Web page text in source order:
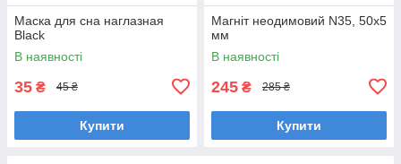
Маска для сна наглазная
Black
В наявності
35 ₴ 45 ₴
Купити
Магніт неодимовий N35, 50х5
мм
В наявності
245 ₴ 285 ₴
Купити